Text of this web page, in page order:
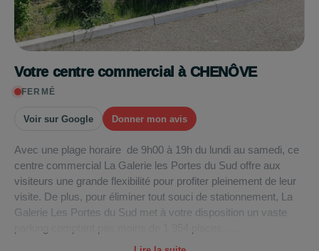
Votre centre commercial à CHENÔVE
FERMÉ
Voir sur Google Donner mon avis
Avec une plage horaire de 9h00 à 19h du lundi au samedi, ce
centre commercial La Galerie les Portes du Sud offre aux
visiteurs une grande flexibilité pour profiter pleinement de leur
visite. De plus, pour éliminer tout souci de stationnement, La
Galerie Les Portes du Sud met à votre disposition un vaste